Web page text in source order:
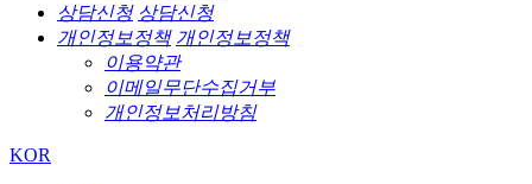
상담신청 상담신청
개인정보정책 개인정보정책
이용약관
이메일무단수집거부
개인정보처리방침
KOR